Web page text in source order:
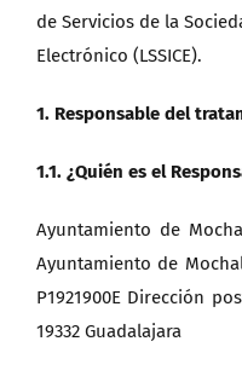
de Servicios de la
Electrónico (LSSICE).
1. Responsable del
1.1. ¿Quién es el
Ayuntamiento de
Ayuntamiento de
P1921900E Dirección
19332 Guadalajara